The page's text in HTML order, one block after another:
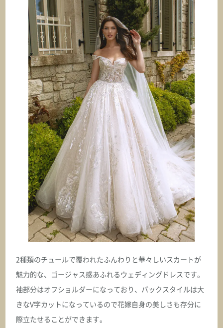
オクサーナムハ
ELBA エルバ
ASK
オクサーナムハ
ELINOR エリノア
ASK
オクサーナムハ
ELISA エリサ
オクサーナムハ
ELIZA イライザ
オクサーナムハ
ELLY エリー
2種類のチュールで覆われたふんわりと華々しいスカートが
魅力的な、ゴージャス感あふれるウェディングドレスです。
袖部分はオフショルダーになっており、バックスタイルは大
きなV字カットになっているので花嫁自身の美しさも存分に
際立たせることができます。